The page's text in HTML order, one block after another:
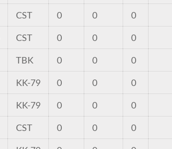
CST 0 0 0
CST 0 0 0
TBK 0 0 0
KK-79 0 0 0
KK-79 0 0 0
CST 0 0 0